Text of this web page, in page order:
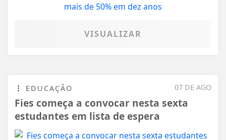
VISUALIZAR
07 DE AGO
EDUCAÇÃO
Fies começa a convocar nesta sexta
estudantes em lista de espera